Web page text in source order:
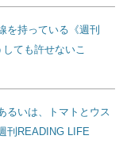
を持っている《週刊
ても許せないこ
いは、トマトとウス
刊READING LIFE